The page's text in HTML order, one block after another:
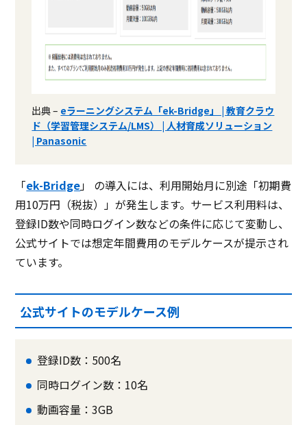
出典 – eラーニングシステム「ek-Bridge」 | 教育クラウ
ド（学習管理システム/LMS） | 人材育成ソリューション
| Panasonic
「ek-Bridge」 の導入には、利用開始月に別途「初期費
用10万円（税抜）」が発生します。サービス利用料は、
登録ID数や同時ログイン数などの条件に応じて変動し、
公式サイトでは想定年間費用のモデルケースが提示され
ています。
公式サイトのモデルケース例
登録ID数：500名
同時ログイン数：10名
動画容量：3GB